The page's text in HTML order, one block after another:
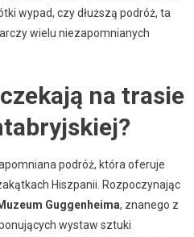
wypad, czy dłuższą podróż, ta
wielu niezapomnianych
na trasie
podróż, która oferuje
Hiszpanii. Rozpoczynając
Guggenheima, znanego z
wystaw sztuki